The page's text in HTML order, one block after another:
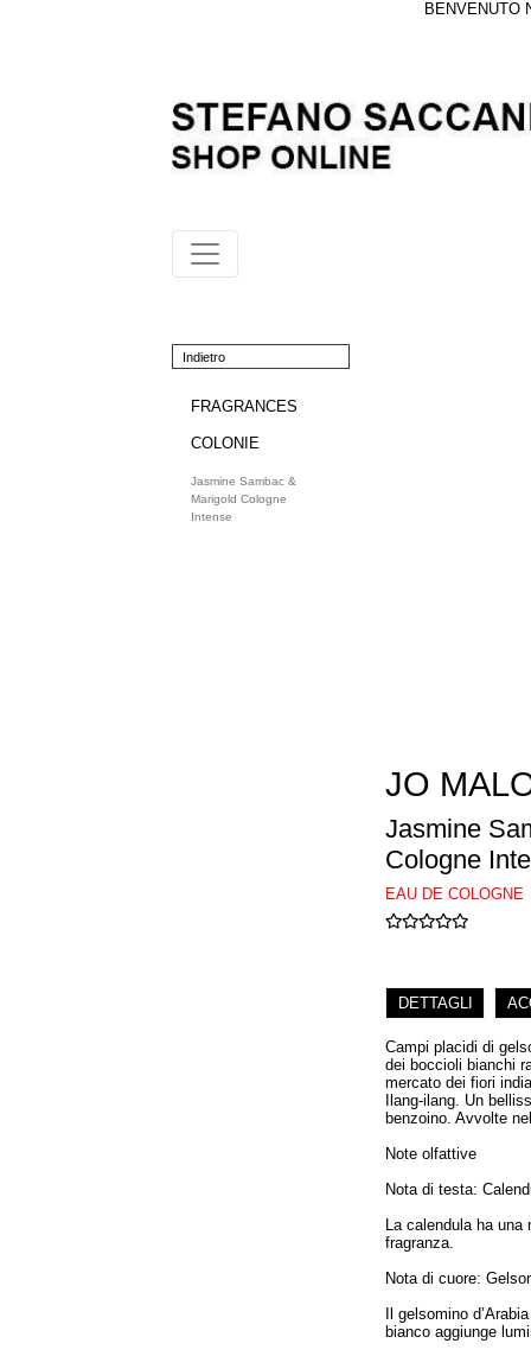
BENVENUTO
Indietro
FRAGRANCES
COLONIE
Jasmine Sambac &
Marigold Cologne
Intense
JO
Jasmine
Cologne
EAU DE COLOGNE
DETTAGLI
Campi placidi di
dei boccioli bianchi
mercato dei fiori
Ilang-ilang. Un
benzoino. Avvolte
Note olfattive
Nota di testa:
La calendula ha
fragranza.
Nota di cuore:
Il gelsomino
bianco aggiunge